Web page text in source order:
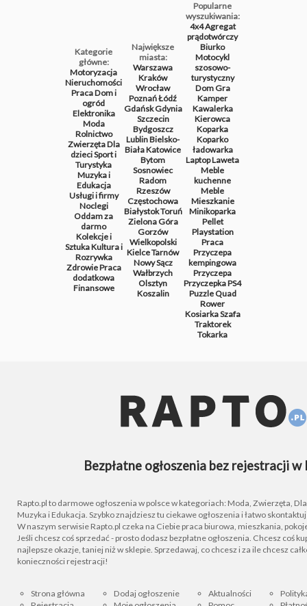
Kategorie
główne:
Motoryzacja
Nieruchomości
PracaDom i
ogród
Elektronika
Moda
Rolnictwo
ZwierzętaDla
dzieciSport i
Turystyka
Muzyka i
Edukacja
Usługi i firmy
Noclegi
Oddam za
darmo
Kolekcje i
SztukaKultura i
Rozrywka
ZdrowiePraca
dodatkowa
Finansowe
Największe
miasta:
Warszawa
Kraków
Wrocław
PoznańŁódź
GdańskGdynia
Szczecin
Bydgoszcz
LublinBielsko-
BiałaKatowice
Bytom
Sosnowiec
Radom
Rzeszów
Częstochowa
BiałystokToruń
Zielona Góra
Gorzów
Wielkopolski
KielceTarnów
Nowy Sącz
Wałbrzych
Olsztyn
Koszalin
Popularne
wyszukiwania:
4x4Agregat
prądotwórczy
Biurko
Motocykl
szosowo-
turystyczny
DomGra
Kamper
Kawalerka
Kierowca
Koparka
Koparko
ładowarka
LaptopLaweta
Meble
kuchenne
Meble
Mieszkanie
Minikoparka
Pellet
Playstation
Praca
Przyczepa
kempingowa
Przyczepa
PrzyczepkaPS4
PuzzleQuad
Rower
KosiarkaSzafa
Traktorek
Tokarka
Bezpłatne ogłoszenia bez rejestracji w
Rapto.pl to darmowe ogłoszenia w polsce w kategoriach: Moda, Zwierzęta, Dla
Muzyka i Edukacja. Szybko znajdziesz tu ciekawe ogłoszenia i łatwo
W naszym serwisie Rapto.pl czeka na Ciebie praca biurowa, mieszkania,
Jeśli chcesz coś sprzedać - prosto dodasz bezpłatne ogłoszenia. Chcesz coś
najlepsze okazje, taniej niż w sklepie. Sprzedawaj, co chcesz i za ile chcesz
konieczności rejestracji!
Strona główna
Dodaj ogłoszenie
Aktualności